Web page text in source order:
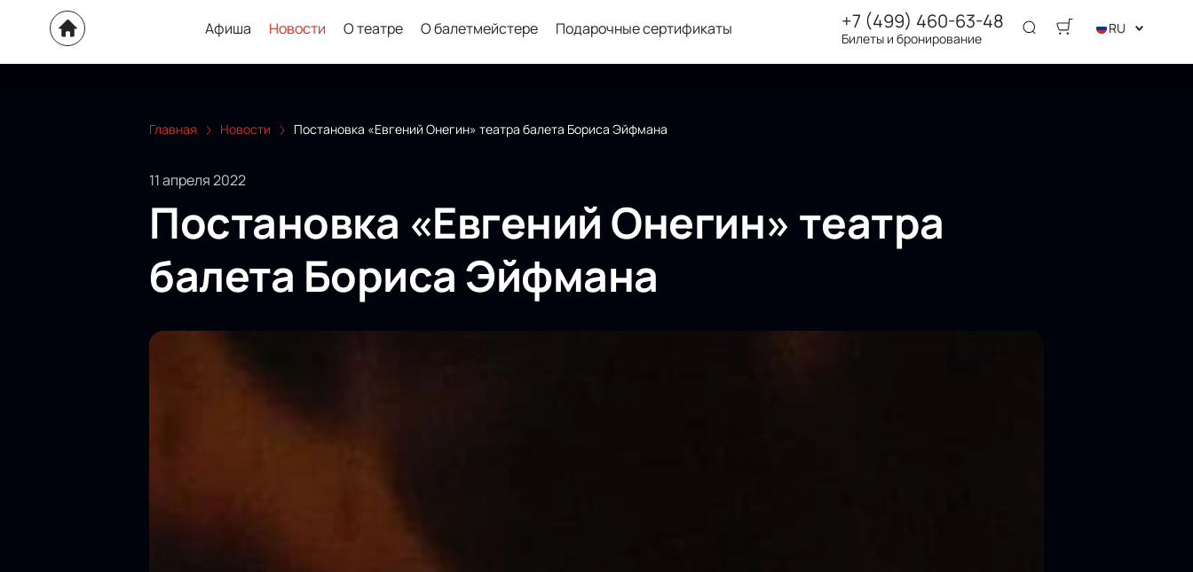
Афиша Новости О театре О балетмейстере Подарочные сертификаты +7 (499) 460-63-48
Билеты и бронирование
RU
Главная Новости Постановка «Евгений Онегин» театра балета Бориса Эйфмана
11 апреля 2022
Постановка «Евгений Онегин» театра
балета Бориса Эйфмана